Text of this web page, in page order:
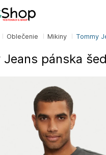
Oblečenie Mikiny Tommy
Jeans pánska